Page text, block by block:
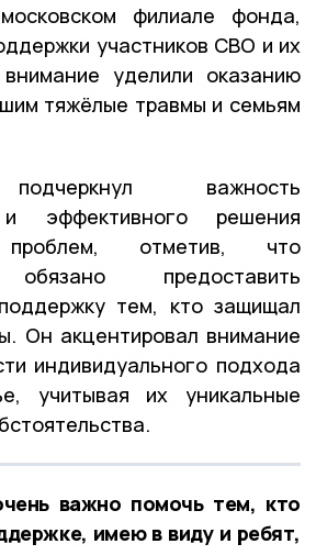
филиале фонда,
участников СВО и их
уделили оказанию
тяжёлые травмы и семьям
важность
и эффективного решения
проблем, отметив, что
обязано предоставить
тем, кто защищал
Он акцентировал внимание
индивидуального подхода
учитывая их уникальные
важно помочь тем, кто
имею в виду и ребят,